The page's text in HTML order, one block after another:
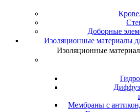
Доборные
Изоляционные материалы
Изоляционные
Мембраны с